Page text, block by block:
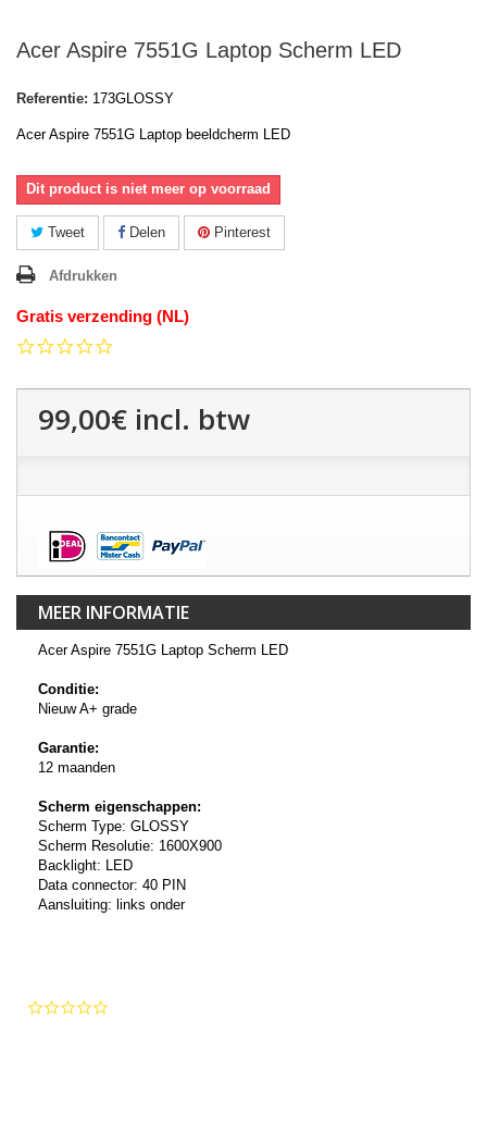
Acer Aspire 7551G Laptop Scherm LED
Referentie: 173GLOSSY
Acer Aspire 7551G Laptop beeldcherm LED
Dit product is niet meer op voorraad
Tweet Delen Pinterest
Afdrukken
Gratis verzending (NL)
99,00€ incl. btw
MEER INFORMATIE
Acer Aspire 7551G Laptop Scherm LED
Conditie:
Nieuw A+ grade
Garantie:
12 maanden
Scherm eigenschappen:
Scherm Type: GLOSSY
Scherm Resolutie: 1600X900
Backlight: LED
Data connector: 40 PIN
Aansluiting: links onder